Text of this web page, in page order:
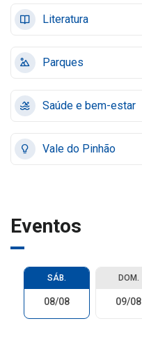
Literatura
Parques
Saúde e bem-estar
Vale do Pinhão
Eventos
SÁB.
08/08
DOM.
09/08